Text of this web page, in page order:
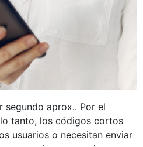
segundo aprox.. Por el
tanto, los códigos cortos
usuarios o necesitan enviar